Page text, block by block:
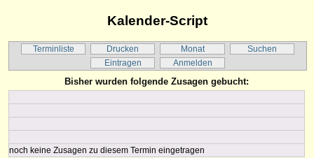
Kalender-Script
Terminliste Drucken Monat
Suchen
Eintragen
Anmelden
Bisher wurden folgende Zusagen gebucht:
noch keine Zusagen zu diesem Termin eingetragen